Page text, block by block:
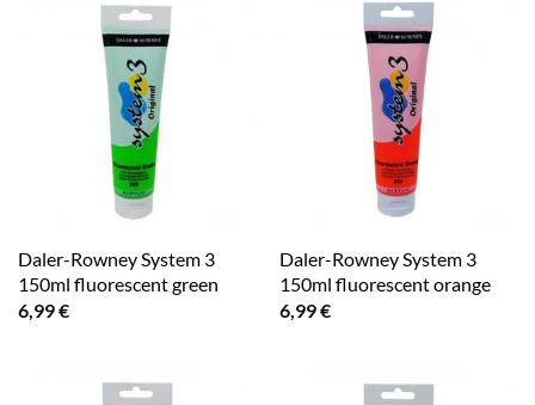
Daler-Rowney System 3
150ml fluorescent green
6,99€
Daler-Rowney System 3
150ml fluorescent orange
6,99€